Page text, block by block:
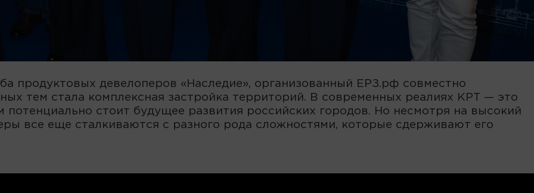
девелоперов «Наследие», организованный ЕРЗ.рф совместно
тем стала комплексная застройка территорий. В современных реалиях КРТ — это
стоит будущее развития российских городов. Но несмотря на высокий
все еще сталкиваются с разного рода сложностями, которые сдерживают его